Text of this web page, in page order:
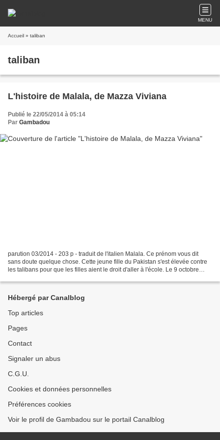
MENU
Accueil » taliban
taliban
L'histoire de Malala, de Mazza Viviana
Publié le 22/05/2014 à 05:14
Par Gambadou
parution 03/2014 - 203 p - traduit de l'italien Malala. Ce prénom vous dit
sans doute quelque chose. Cette jeune fille du Pakistan s'est élevée contre
les talibans pour que les filles aient le droit d'aller à l'école. Le 9 octobre
Hébergé par Canalblog
Top articles
Pages
Contact
Signaler un abus
C.G.U.
Cookies et données personnelles
Préférences cookies
Voir le profil de Gambadou sur le portail Canalblog